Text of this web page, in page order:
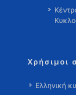
Χρήσιμοι
Ελληνική